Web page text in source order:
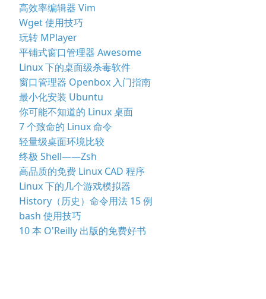
高效率编辑器 Vim
Wget 使用技巧
玩转 MPlayer
平铺式窗口管理器 Awesome
Linux 下的桌面级杀毒软件
窗口管理器 Openbox 入门指南
最小化安装 Ubuntu
你可能不知道的 Linux 桌面
7 个致命的 Linux 命令
轻量级桌面环境比较
终极 Shell——Zsh
高品质的免费 Linux CAD 程序
Linux 下的几个游戏模拟器
History（历史）命令用法 15 例
bash 使用技巧
10 本 O'Reilly 出版的免费好书